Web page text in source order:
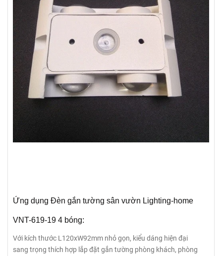
Ứng dụng Đèn gắn tường sân vườn Lighting-home
VNT-619-19 4 bóng:
Với kích thước L120xW92mm nhỏ gọn, kiểu dáng hiện đại
sang trọng thích hợp lắp đặt gắn tường phòng khách, phòng